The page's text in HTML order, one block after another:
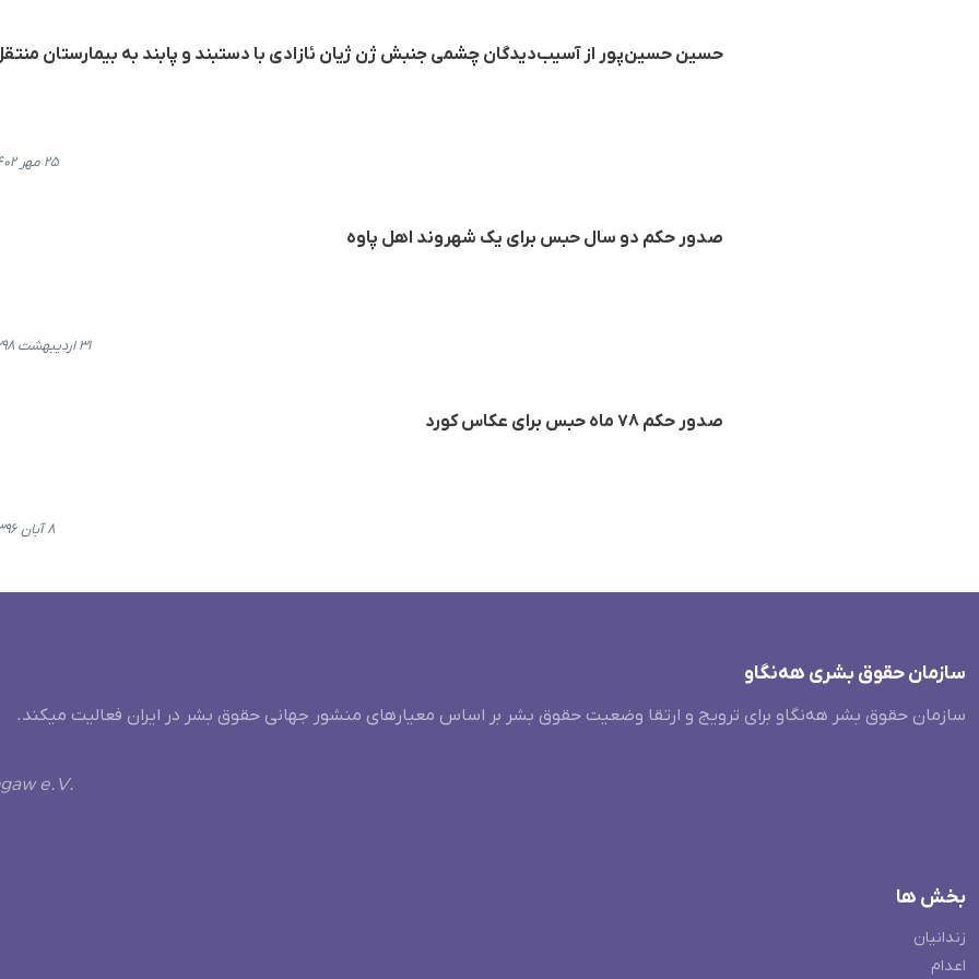
حسین‌ حسین‌پور از آسیب‌دیدگان چشمی جنبش ژن ژیان ئازادی با دستبند و پابند به بیمارستان
۲۵ مهر ۱۴۰۲، ۲۱:۰۲
صدور حکم دو سال حبس برای یک شهروند اهل پاوە
۳۱ اردیبهشت ۱۳۹۸، ۱۰:۱۸
صدور حکم ٧٨ ماه حبس برای عکاس کورد
۸ آبان ۱۳۹۶، ۱۴:۱۵
سازمان حقوق بشری هەنگاو
سازمان حقوق بشر هه‌نگاو برای ترویج و ارتقا وضعیت حقوق بشر بر اساس معیارهای منشور جهانی حقوق بشر در ایران فعالیت میکند.
e.V.
بخش ها
زندانیان
اعدام